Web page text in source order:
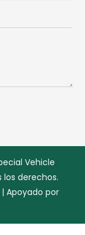
Vehicle
los derechos.
| Apoyado por